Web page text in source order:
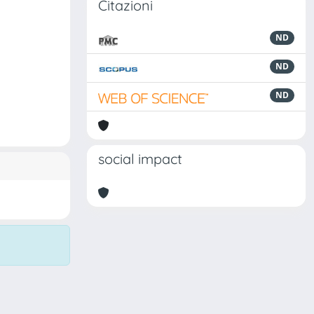
Citazioni
ND
ND
ND
social impact